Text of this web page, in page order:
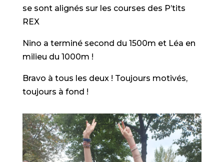
se sont alignés sur les courses des P’tits
REX
Nino a terminé second du 1500m et Léa en
milieu du 1000m !
Bravo à tous les deux ! Toujours motivés,
toujours à fond !